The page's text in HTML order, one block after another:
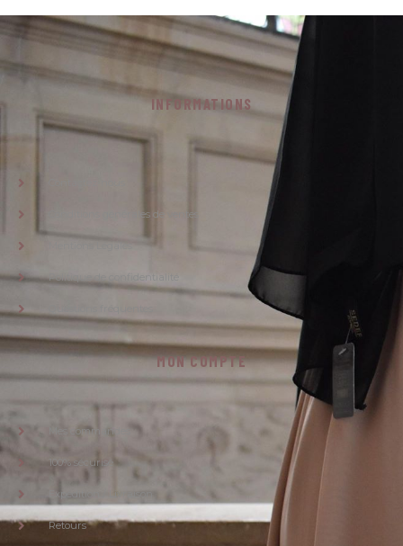
INFORMATIONS
Conditions générales de ventes
Politique de confidentialité
MON COMPTE
Mes commandes
100% sécurisé
Expédition / Livraison
Retours